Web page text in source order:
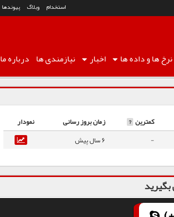
استخدام وبلاگ پیوندها
نرخ هاو داده ها اخبار نیازمندی ها درباره ما
کمترین ? زمان بروز رسانی
نمودار
- 6 سال پیش